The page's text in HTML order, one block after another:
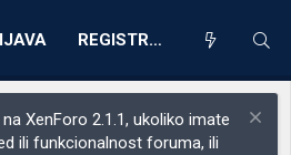
REGISTRACIJA
XenForo 2.1.1, ukoliko imate
ili funkcionalnost foruma, ili